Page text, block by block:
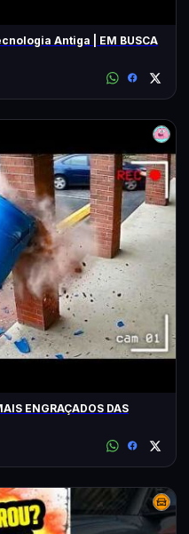
Antiga | EM BUSCA
ENGRAÇADOS DAS